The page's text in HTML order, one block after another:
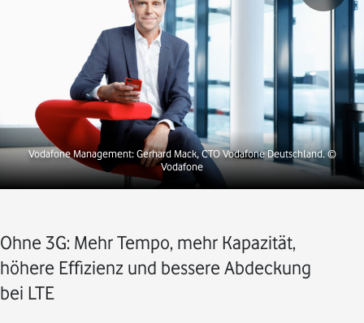
Vodafone Management: Gerhard Mack, CTO Vodafone Deutschland.©
Vodafone
Ohne 3G: Mehr Tempo, mehr Kapazität,
höhere Effizienz und bessere Abdeckung
bei LTE